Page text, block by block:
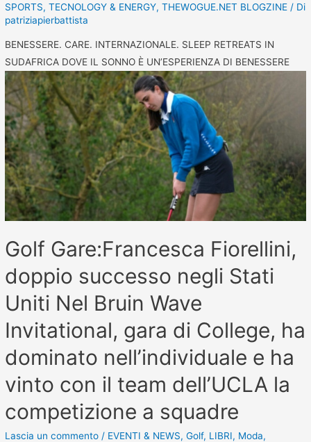
SPORTS,TECNOLOGY & ENERGY,THEWOGUE.NET BLOGZINE / Di
patriziapierbattista
BENESSERE. CARE. INTERNAZIONALE. SLEEP RETREATS IN
SUDAFRICA DOVE IL SONNO È UN’ESPERIENZA DI BENESSERE
Golf Gare:Francesca Fiorellini,
doppio successo negli Stati
Uniti Nel Bruin Wave
Invitational, gara di College, ha
dominato nell’individuale e ha
vinto con il team dell’UCLA la
competizione a squadre
Lascia un commento / EVENTI & NEWS,Golf, LIBRI, Moda,